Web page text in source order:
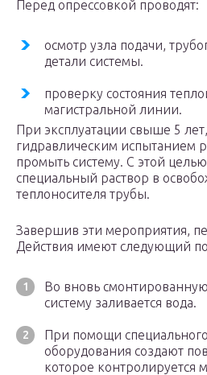
Перед опрессовкой проводят:
осмотр узла подачи,
детали системы.
проверку состояния
магистральной линии.
При эксплуатации свыше 5
гидравлическим испытанием
промыть систему. С этой целью
специальный раствор в
теплоносителя трубы.
Завершив эти мероприятия,
Действия имеют следующий
Во вновь
систему заливается вода.
При помощи
оборудования создают
которое контролируется